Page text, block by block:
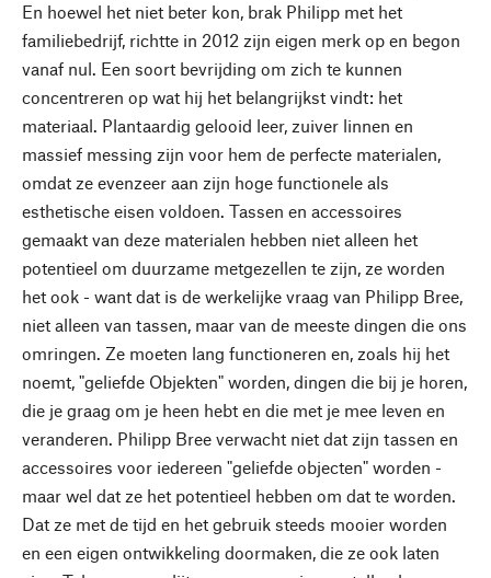
En hoewel het niet beter kon, brak Philipp met het
familiebedrijf, richtte in 2012 zijn eigen merk op en begon
vanaf nul. Een soort bevrijding om zich te kunnen
concentreren op wat hij het belangrijkst vindt: het
materiaal. Plantaardig gelooid leer, zuiver linnen en
massief messing zijn voor hem de perfecte materialen,
omdat ze evenzeer aan zijn hoge functionele als
esthetische eisen voldoen. Tassen en accessoires
gemaakt van deze materialen hebben niet alleen het
potentieel om duurzame metgezellen te zijn, ze worden
het ook - want dat is de werkelijke vraag van Philipp Bree,
niet alleen van tassen, maar van de meeste dingen die ons
omringen. Ze moeten lang functioneren en, zoals hij het
noemt, "geliefde Objekten" worden, dingen die bij je horen,
die je graag om je heen hebt en die met je mee leven en
veranderen. Philipp Bree verwacht niet dat zijn tassen en
accessoires voor iedereen "geliefde objecten" worden -
maar wel dat ze het potentieel hebben om dat te worden.
Dat ze met de tijd en het gebruik steeds mooier worden
en een eigen ontwikkeling doormaken, die ze ook laten